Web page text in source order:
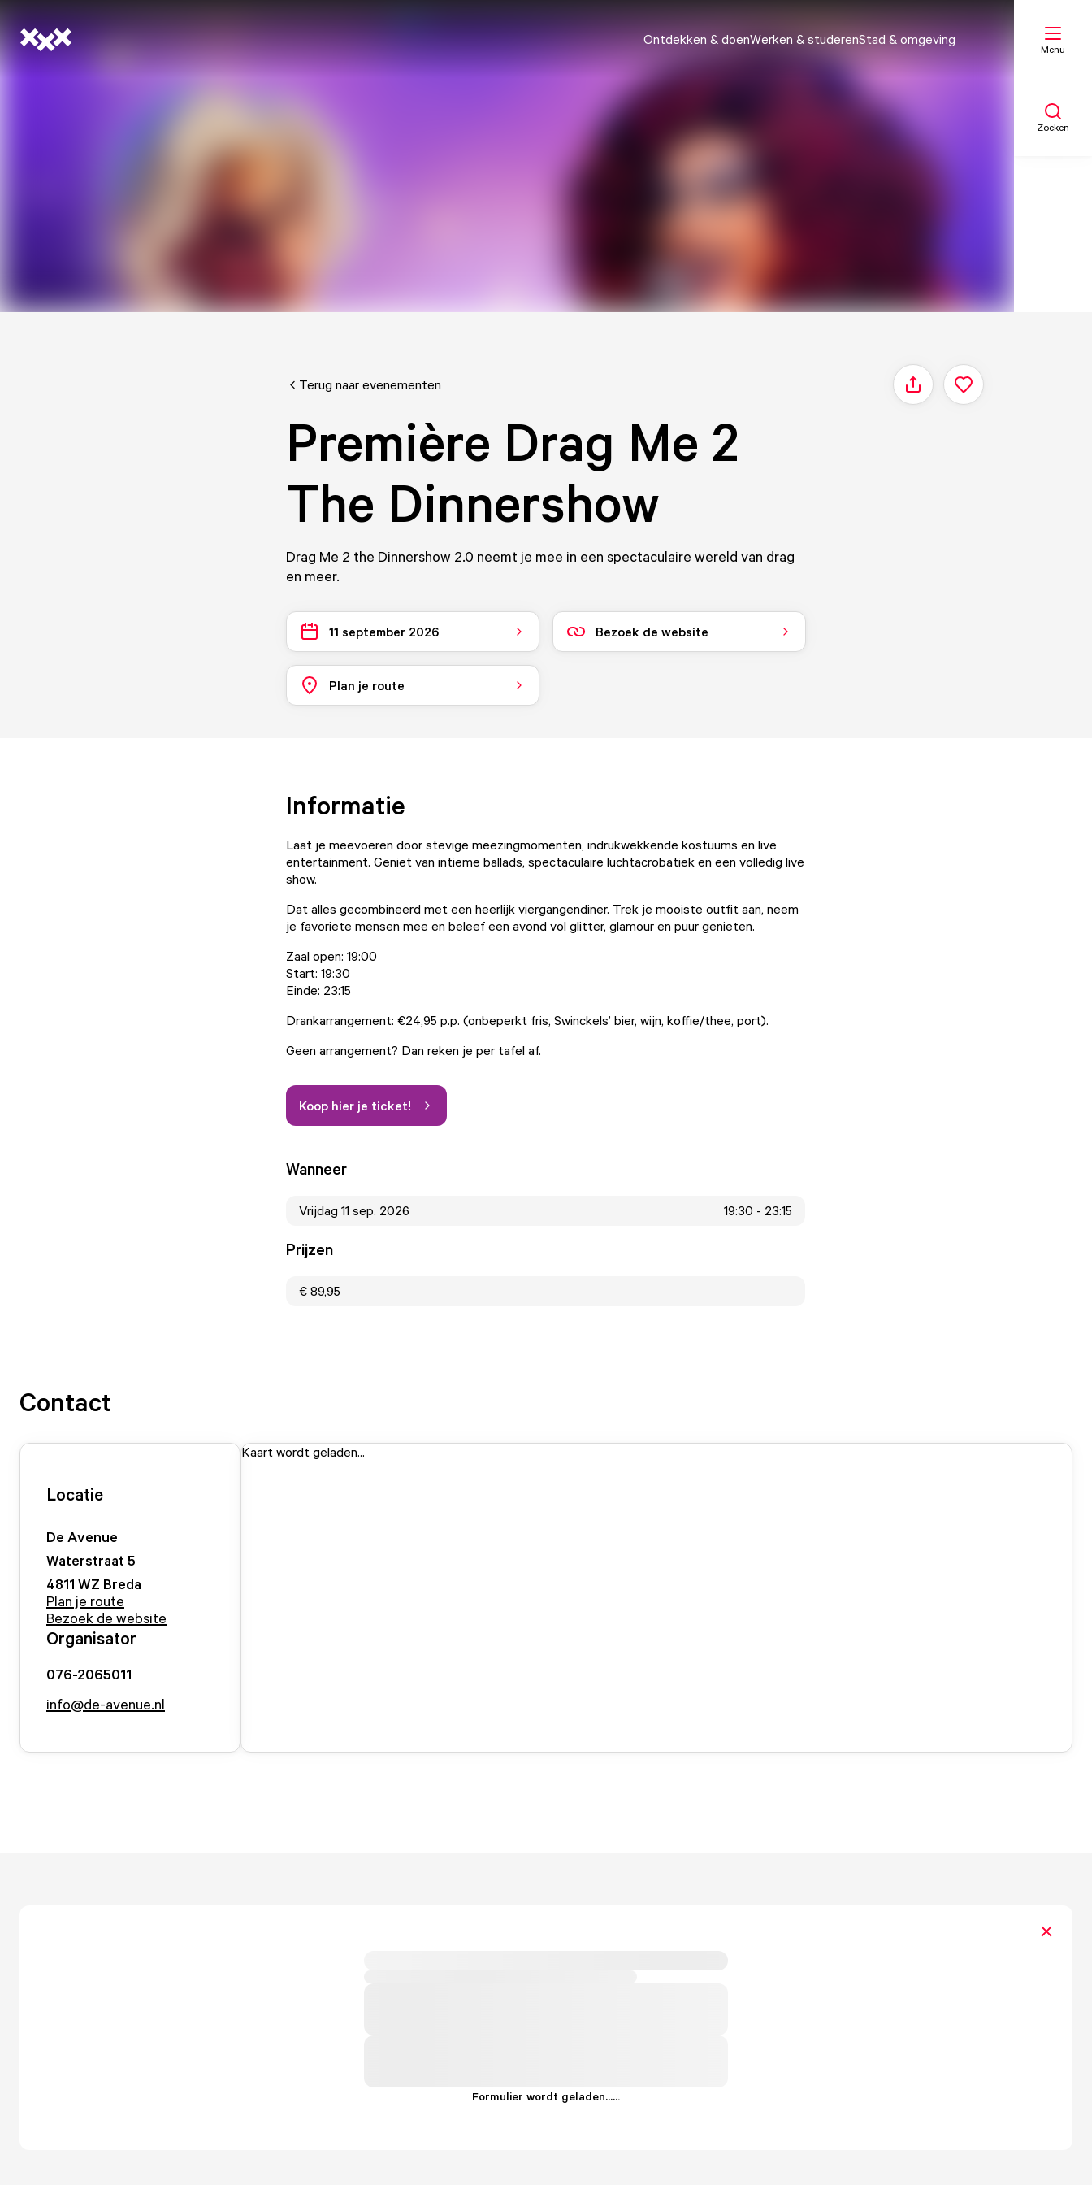
Ontdekken & doenWerken & studerenStad & omgeving
Menu
Zoeken
Terug naar evenementen Delen
Première Drag Me 2
The Dinnershow
Drag Me 2 the Dinnershow 2.0 neemt je mee in een spectaculaire wereld van drag
en meer.
11 september 2026 Bezoek de website
Plan je route
Informatie
Laat je meevoeren door stevige meezingmomenten, indrukwekkende kostuums en live
entertainment. Geniet van intieme ballads, spectaculaire luchtacrobatiek en een volledig live
show.
Dat alles gecombineerd met een heerlijk viergangendiner. Trek je mooiste outfit aan, neem
je favoriete mensen mee en beleef een avond vol glitter, glamour en puur genieten.
Zaal open: 19:00
Start: 19:30
Einde: 23:15
Drankarrangement: €24,95 p.p. (onbeperkt fris, Swinckels’ bier, wijn, koffie/thee, port).
Geen arrangement? Dan reken je per tafel af.
Koop hier je ticket!
Wanneer
Vrijdag 11 sep. 2026 19:30 - 23:15
Prijzen
€ 89,95
Contact
Locatie
De Avenue
Waterstraat 5
4811 WZ Breda
Plan je route
Bezoek de website
Organisator
076-2065011
info@de-avenue.nl
Kaart wordt geladen...
Formulier wordt geladen......